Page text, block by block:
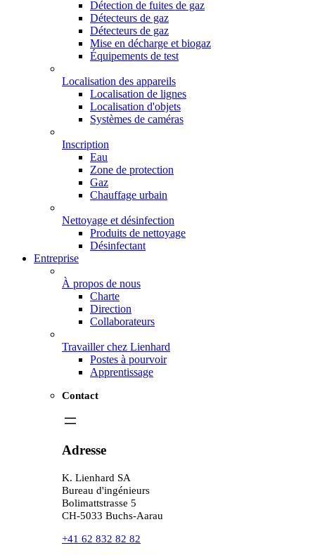
Détection de fuites de gaz
Détecteurs de gaz
Détecteurs de gaz
Mise en décharge et biogaz
Équipements de test
Localisation des appareils
Localisation de lignes
Localisation d'objets
Systèmes de caméras
Inscription
Eau
Zone de protection
Gaz
Chauffage urbain
Nettoyage et désinfection
Produits de nettoyage
Désinfectant
Entreprise
À propos de nous
Charte
Direction
Collaborateurs
Travailler chez Lienhard
Postes à pourvoir
Apprentissage
Contact
Adresse
K. Lienhard SA
Bureau d'ingénieurs
Bolimattstrasse 5
CH-5033 Buchs-Aarau
+41 62 832 82 82